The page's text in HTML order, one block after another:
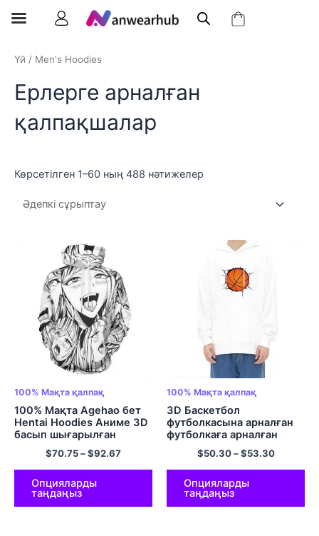
Үй / Men's Hoodies
Ерлерге арналған
қалпақшалар
Көрсетілген 1–60 ның 488 нәтижелер
100% Мақта қалпақ
100% Мақта Agehao бет
Hentai Hoodies Аниме 3D
басып шығарылған
пуловер капюстер
$70.75–$92.67
Опцияларды
таңдаңыз
100% Мақта қалпақ
3D Баскетбол
футболкасына арналған
футболкаға арналған
капюшоны бар футболка
100% Ерлер мен
әйелдерге арналған
Мақтадан жасалған
Ыңғайлы және Жұмсақ
Пуловер Түрлі түсті
$50.30–$53.30
Опцияларды
таңдаңыз